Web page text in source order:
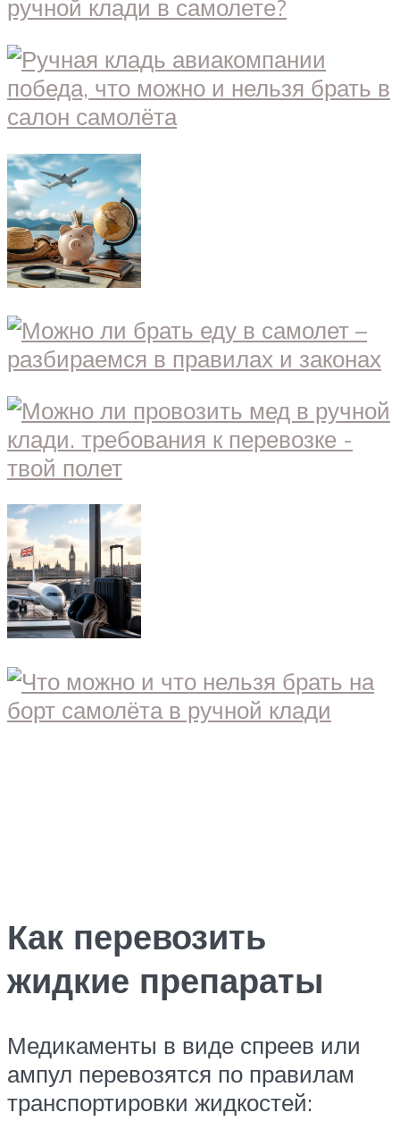
Как перевозить
жидкие препараты
Медикаменты в виде спреев или
ампул перевозятся по правилам
транспортировки жидкостей: